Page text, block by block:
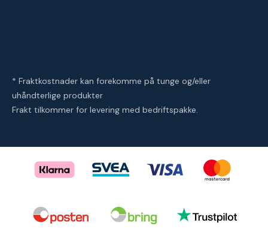
* Fraktkostnader kan forekomme på tunge og/eller
uhåndterlige produkter
Frakt tilkommer for levering med bedriftspakke.